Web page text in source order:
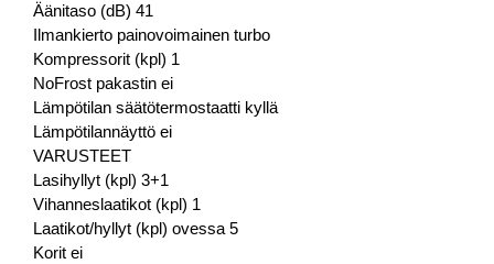
Äänitaso (dB) 41
Ilmankierto painovoimainen turbo
Kompressorit (kpl) 1
NoFrost pakastin ei
Lämpötilan säätötermostaatti kyllä
Lämpötilannäyttö ei
VARUSTEET
Lasihyllyt (kpl) 3+1
Vihanneslaatikot (kpl) 1
Laatikot/hyllyt (kpl) ovessa 5
Korit ei